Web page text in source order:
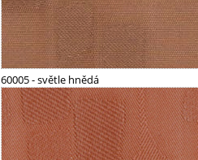
60005 - světle hnědá